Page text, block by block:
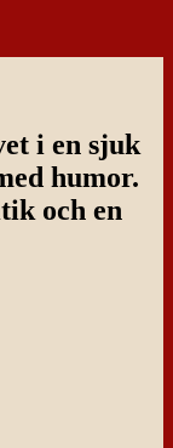
i en sjuk
humor.
och en